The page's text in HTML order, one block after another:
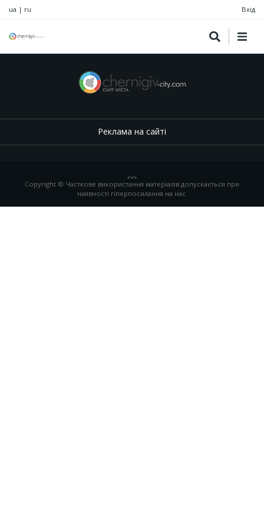
ua | ru Вхід
Реклама на сайті
.,.,.
Copyright © Часткове використання матеріалів допускається при
наявності гіперпосилання на нас.